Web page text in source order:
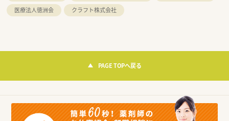
医療法人徳洲会
クラフト株式会社
PAGE TOPへ戻る